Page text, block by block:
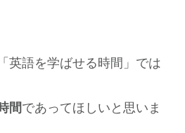
英語を学ばせる時間」では
間であってほしいと思いま